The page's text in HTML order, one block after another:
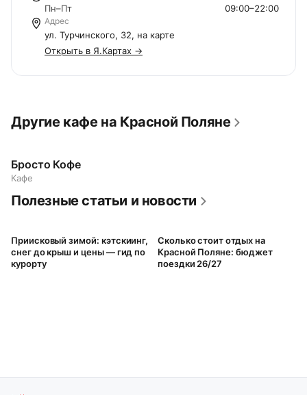
Пн–Пт 09:00–22:00
Адрес
ул. Турчинского, 32, на карте
Открыть в Я.Картах →
Другие кафе на Красной Поляне
Бросто Кофе
Кафе
Полезные статьи и новости
Приисковый зимой: кэтскиинг,
снег до крыш и цены — гид по
курорту
Сколько стоит отдых на
Красной Поляне: бюджет
поездки 26/27